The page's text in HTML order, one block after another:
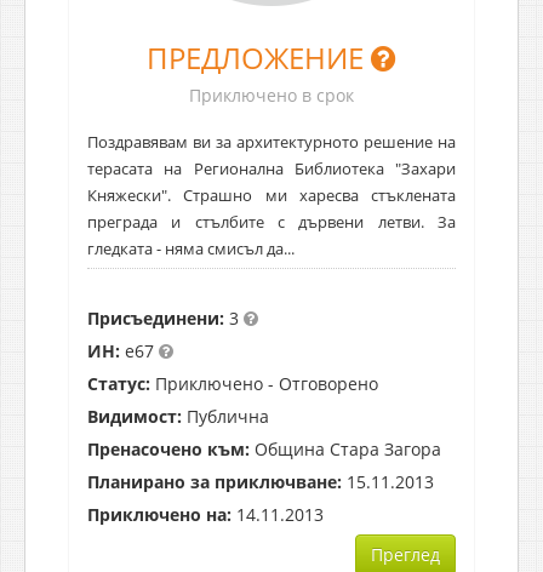
ПРЕДЛОЖЕНИЕ
Приключено в срок
Поздравявам ви за архитектурното решение на
терасата на Регионална Библиотека "Захари
Княжески". Страшно ми харесва стъклената
преграда и стълбите с дървени летви. За
гледката - няма смисъл да...
Присъединени: 3
ИН: e67
Статус: Приключено - Отговорено
Видимост: Публична
Пренасочено към: Община Стара Загора
Планирано за приключване: 15.11.2013
Приключено на: 14.11.2013
Преглед